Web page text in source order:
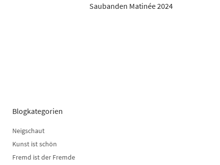
Saubanden Matinée 2024
Blogkategorien
Neigschaut
Kunst ist schön
Fremd ist der Fremde